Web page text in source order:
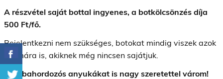
A részvétel saját bottal ingyenes, a botkölcsönzés díja
500 Ft/fő.
Bejelentkezni nem szükséges, botokat mindig viszek azok
számára is, akiknek még nincsen sajátjuk.
A babahordozós anyukákat is nagy szeretettel várom!